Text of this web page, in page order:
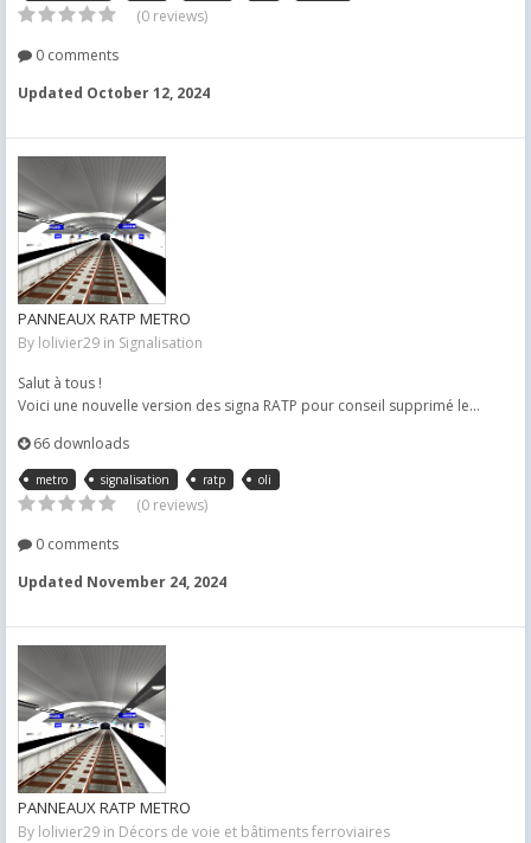
(0 reviews)
0 comments
Updated October 12, 2024
PANNEAUX RATP METRO
By lolivier29 in Signalisation
Salut à tous !
Voici une nouvelle version des signa RATP pour conseil supprimé le...
66 downloads
metro signalisation ratp oli
(0 reviews)
0 comments
Updated November 24, 2024
PANNEAUX RATP METRO
By lolivier29 in Décors de voie et bâtiments ferroviaires